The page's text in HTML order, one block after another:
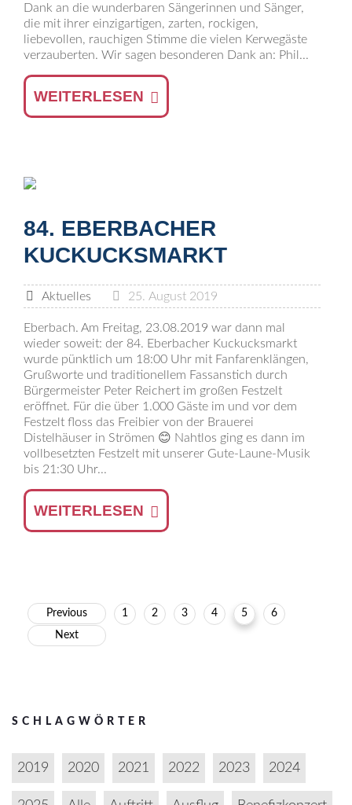
Dank an die wunderbaren Sängerinnen und Sänger,
die mit ihrer einzigartigen, zarten, rockigen,
liebevollen, rauchigen Stimme die vielen Kerwegäste
verzauberten. Wir sagen besonderen Dank an: Phil...
WEITERLESEN
84. EBERBACHER
KUCKUCKSMARKT
Aktuelles 25. August 2019
Eberbach. Am Freitag, 23.08.2019 war dann mal
wieder soweit: der 84. Eberbacher Kuckucksmarkt
wurde pünktlich um 18:00 Uhr mit Fanfarenklängen,
Grußworte und traditionellem Fassanstich durch
Bürgermeister Peter Reichert im großen Festzelt
eröffnet. Für die über 1.000 Gäste im und vor dem
Festzelt floss das Freibier von der Brauerei
Distelhäuser in Strömen 😊 Nahtlos ging es dann im
vollbesetzten Festzelt mit unserer Gute-Laune-Musik
bis 21:30 Uhr...
WEITERLESEN
Previous 1 2 3 4 5
6
Next
SCHLAGWÖRTER
2019 2020 2021 2022 2023 2024